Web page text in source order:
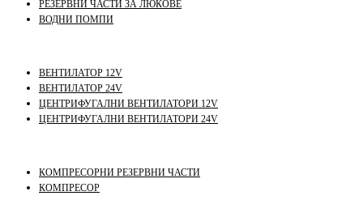
РЕЗЕРВНИ ЧАСТИ ЗА ЛЮКОВЕ
ВОДНИ ПОМПИ
ВЕНТИЛАТОР 12V
ВЕНТИЛАТОР 24V
ЦЕНТРИФУГАЛНИ ВЕНТИЛАТОРИ 12V
ЦЕНТРИФУГАЛНИ ВЕНТИЛАТОРИ 24V
КОМПРЕСОРНИ РЕЗЕРВНИ ЧАСТИ
КОМПРЕСОР